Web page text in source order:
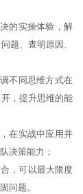
的实操体验，解
题、查明原因、
不同思维方式在
，提升思维的能
在实战中应用并
决策能力；
，可以最大限度
问题。